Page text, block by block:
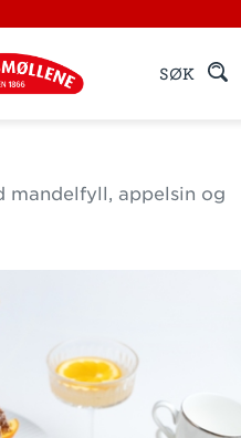
SØK
mandelfyll, appelsin og